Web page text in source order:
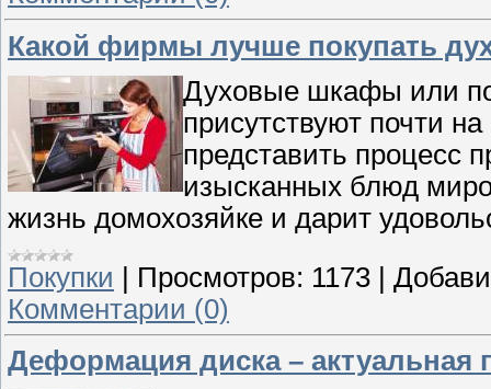
Какой фирмы лучше покупать
Духовые шкафы или
присутствуют почти
представить процесс
изысканных блюд
жизнь домохозяйке и дарит
Покупки
Просмотров: 1173
Комментарии (0)
Деформация диска –